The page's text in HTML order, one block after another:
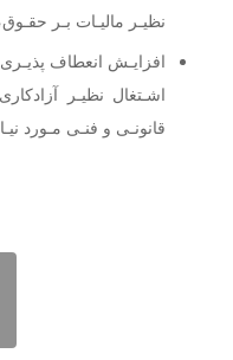
نظیـر مالیـات بـر
افزایـش انعطاف پذیـری
اشـتغال نظیـر
قانونـی و فنـی مـورد